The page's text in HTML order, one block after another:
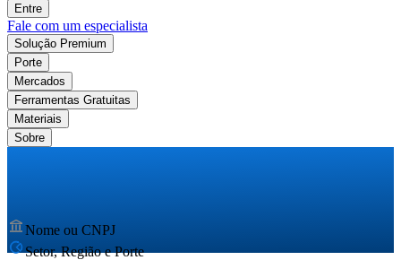
Entre
Fale com um especialista
Solução Premium
Porte
Mercados
Ferramentas Gratuitas
Materiais
Sobre
Nome ou CNPJ
Setor, Região e Porte